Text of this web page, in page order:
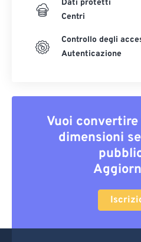
Dati protetti
Centri
Controllo degli
Autenticazione
Vuoi
dimensioni